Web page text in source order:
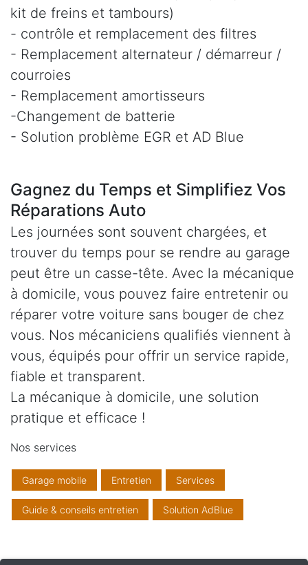
kit de freins et tambours)
- contrôle et remplacement des filtres
- Remplacement alternateur / démarreur /
courroies
- Remplacement amortisseurs
-Changement de batterie
- Solution problème EGR et AD Blue
Gagnez du Temps et Simplifiez Vos
Réparations Auto
Les journées sont souvent chargées, et
trouver du temps pour se rendre au garage
peut être un casse-tête. Avec la mécanique
à domicile, vous pouvez faire entretenir ou
réparer votre voiture sans bouger de chez
vous. Nos mécaniciens qualifiés viennent à
vous, équipés pour offrir un service rapide,
fiable et transparent.
La mécanique à domicile, une solution
pratique et efficace !
Nos services
Garage mobile Entretien Services
Guide & conseils entretien Solution AdBlue